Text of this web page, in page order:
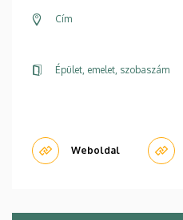
Cím
Épület, emelet, szobaszám
Weboldal